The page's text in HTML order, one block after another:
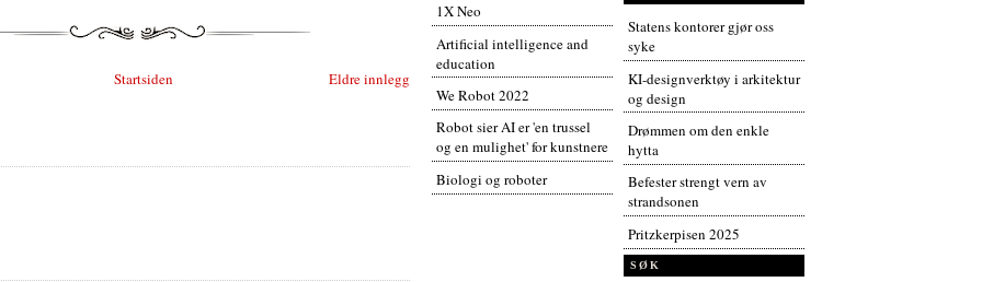
Eldre innlegg
Startsiden
1X Neo
Artificial intelligence and
education
We Robot 2022
Robot sier AI er 'en trussel
og en mulighet' for kunstnere
Biologi og roboter
Statens kontorer gjør oss
syke
KI-designverktøy i arkitektur
og design
Drømmen om den enkle
hytta
Befester strengt vern av
strandsonen
Pritzkerpisen 2025
SØK